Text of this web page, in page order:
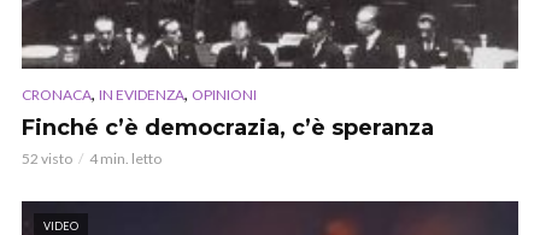
CRONACA, IN EVIDENZA, OPINIONI
Finché c’è democrazia, c’è speranza
52 visto 4 min. letto
VIDEO